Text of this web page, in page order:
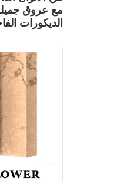
مع عروق
الديكورات